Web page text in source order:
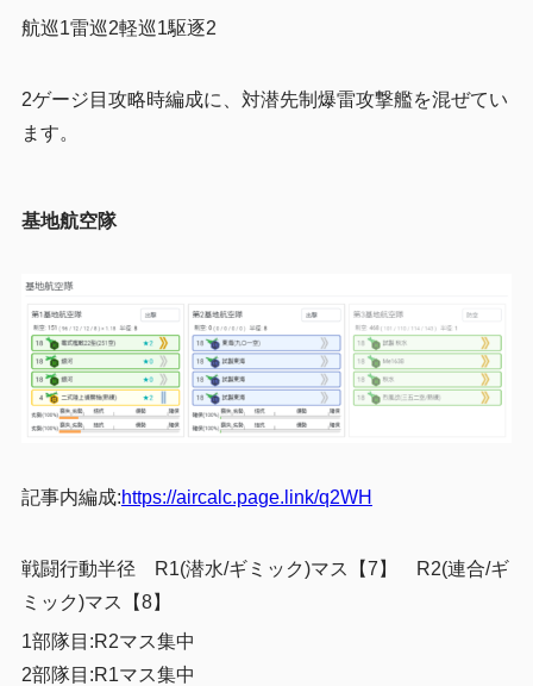
航巡1雷巡2軽巡1駆逐2
2ゲージ目攻略時編成に、対潜先制爆雷攻撃艦を混ぜてい
ます。
基地航空隊
記事内編成:https://aircalc.page.link/q2WH
戦闘行動半径 R1(潜水/ギミック)マス【7】 R2(連合/ギ
ミック)マス【8】
1部隊目:R2マス集中
2部隊目:R1マス集中